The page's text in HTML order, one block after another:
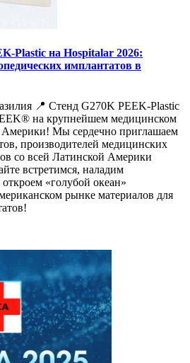
Plastic на Hospitalar 2026:
имплантатов в
📍 Стенд G270K PEEK-Plastic
на крупнейшем медицинском
Мы сердечно приглашаем
производителей медицинских
со всей Латинской Америки
встретимся, наладим
«голубой океан»
рынке материалов для